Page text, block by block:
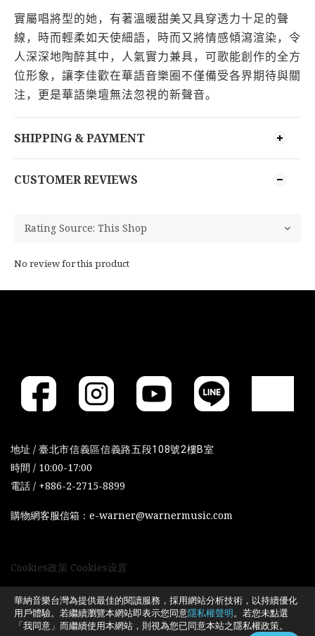
實屬唱將型的她，有著溫暖甜美又具穿透力十足的聲
線，時而輕柔如天使細語，時而又將情感傾瀉渲染，令
人深深地陶醉其中，人氣實力兼具，可歌能創作的全方
位形象，讓李佳歡在華語音樂圈不僅備受各界期待與關
注，更是華語樂壇無法忽視的新聲音。
SHIPPING & PAYMENT
CUSTOMER REVIEWS
No review for this product
地址 / 臺北市信義區信義路五段108號2樓B室
時間 / 10:00-17:00
電話 / +886-2-2715-8899
購物網客服信箱：e-warner@warnermusic.com
Cookies政策 Cookies设置
華納音樂台灣為提供最佳的閱讀服務，採用網站分析技術，以持續優化
用戶體驗。若繼續瀏覽本網站即表示您同意隱私權聲明。若您未點選
「我同意」而繼續使用本網站，則視為您已同意本站之隱私權政策。